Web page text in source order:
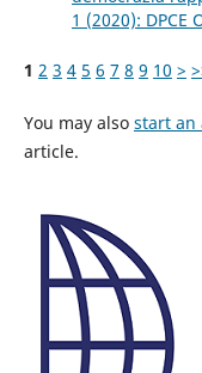
1 (2020): DPCE
1 2 3 4 5 6 7 8 9 10 >
You may also start an
article.